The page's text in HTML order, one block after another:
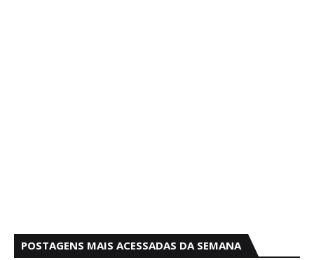
POSTAGENS MAIS ACESSADAS DA SEMANA